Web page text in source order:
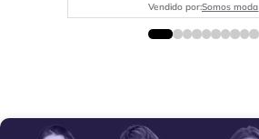
Vendido por:Somos moda